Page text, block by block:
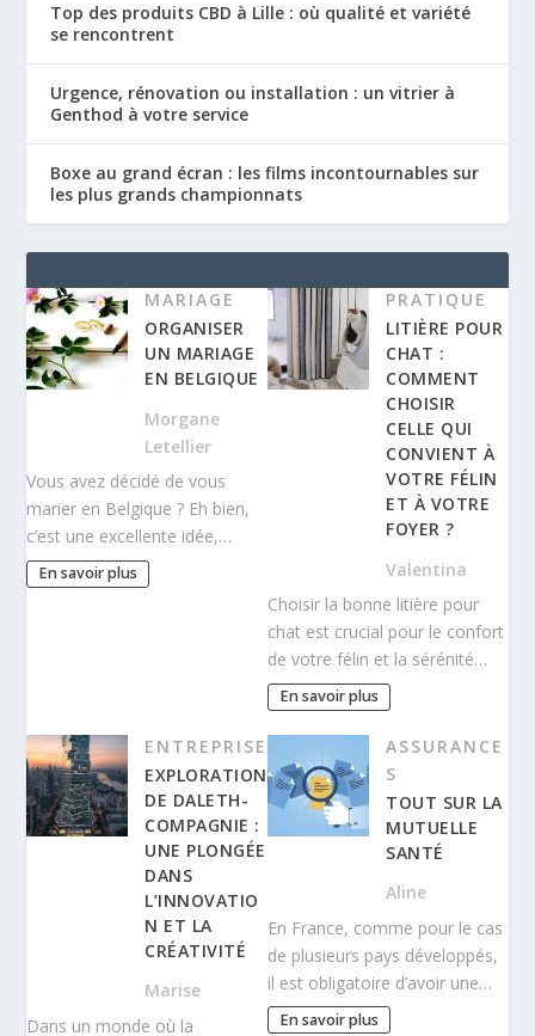
Top des produits CBD à Lille : où qualité et variété
se rencontrent
Urgence, rénovation ou installation : un vitrier à
Genthod à votre service
Boxe au grand écran : les films incontournables sur
les plus grands championnats
MARIAGE
ORGANISER
UN MARIAGE
EN BELGIQUE
Morgane
Letellier
Vous avez décidé de vous
marier en Belgique ? Eh bien,
c’est une excellente idée,…
En savoir plus
PRATIQUE
LITIÈRE POUR
CHAT :
COMMENT
CHOISIR
CELLE QUI
CONVIENT À
VOTRE FÉLIN
ET À VOTRE
FOYER ?
Valentina
Choisir la bonne litière pour
chat est crucial pour le confort
de votre félin et la sérénité…
En savoir plus
ENTREPRISE
EXPLORATION
DE DALETH-
COMPAGNIE :
UNE PLONGÉE
DANS
L’INNOVATIO
N ET LA
CRÉATIVITÉ
Marise
Dans un monde où la
ASSURANCE
S
TOUT SUR LA
MUTUELLE
SANTÉ
Aline
En France, comme pour le cas
de plusieurs pays développés,
il est obligatoire d’avoir une…
En savoir plus